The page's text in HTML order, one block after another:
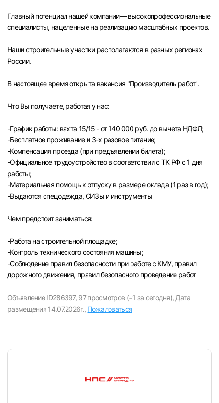
Самара
Оренбург
Волгоград
Ульяновск
Курган
Уфа
Главный потенциал нашей компании— высокопрофессиональные
специалисты, нацеленные на реализацию масштабных проектов.
Наши строительные участки располагаются в разных регионах
России.
В настоящее время открыта вакансия "Производитель работ".
Что Вы получаете, работая у нас:
-График работы: вахта 15/15 - от 140 000 руб. до вычета НДФЛ;
-Бесплатное проживание и 3-х разовое питание;
-Компенсация проезда (при предъявлении билета);
-Официальное трудоустройство в соответствии с ТК РФ с 1 дня
работы;
-Материальная помощь к отпуску в размере оклада (1 раз в год);
-Выдаются спецодежда, СИЗы и инструменты;
Чем предстоит заниматься:
-Paбота на строительной площадке;
-Контроль технического состояния машины;
-Соблюдение правил безопасности при работе с КМУ, правил
дорожного движения, правил безопасного проведение работ
Объявление ID286397, 97 просмотров (+1 за сегодня), Дата
размещения 14.07.2026г., Пожаловаться